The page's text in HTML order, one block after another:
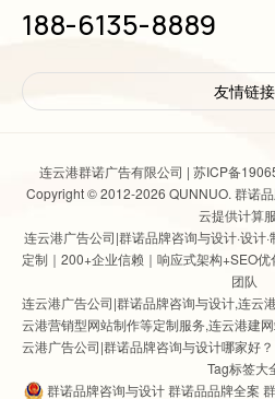
188-6135-8889
友情链接
连云港群诺广告有限公司 | 苏ICP备
Copyright © 2012-2026 QUNNUO. 群诺
云提供计算
连云港广告公司|群诺品牌咨询与设计·设计
定制｜200+企业信赖｜响应式架构+SEO
团队
连云港广告公司|群诺品牌咨询与设计,连云
云港营销型网站制作等定制服务,连云港建
云港广告公司|群诺品牌咨询与设计哪家好？
Tag标签大
群诺品牌咨询与设计 群诺品品牌全案